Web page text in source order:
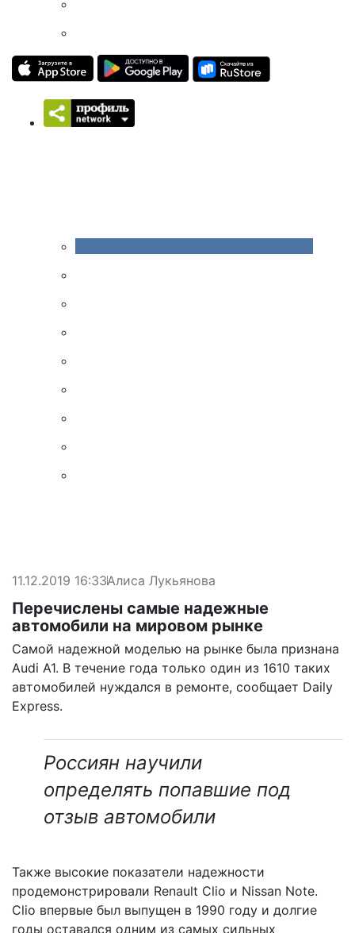
11.12.2019 16:33Алиса Лукьянова
Перечислены самые надежные
автомобили на мировом рынке
Самой надежной моделью на рынке была признана
Audi A1. В течение года только один из 1610 таких
автомобилей нуждался в ремонте, сообщает Daily
Express.
Россиян научили
определять попавшие под
отзыв автомобили
Также высокие показатели надежности
продемонстрировали Renault Clio и Nissan Note.
Clio впервые был выпущен в 1990 году и долгие
годы оставался одним из самых сильных